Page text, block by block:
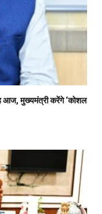
आज, मुख्यमंत्री करेंगे ‘कोशल